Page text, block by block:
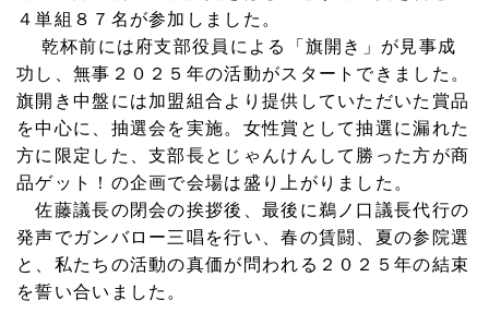
４単組８７名が参加しました。
乾杯前には府支部役員による「旗開き」が見事成
功し、無事２０２５年の活動がスタートできました。
旗開き中盤には加盟組合より提供していただいた賞品
を中心に、抽選会を実施。女性賞として抽選に漏れた
方に限定した、支部長とじゃんけんして勝った方が商
品ゲット！の企画で会場は盛り上がりました。
佐藤議長の閉会の挨拶後、最後に鵜ノ口議長代行の
発声でガンバロー三唱を行い、春の賃闘、夏の参院選
と、私たちの活動の真価が問われる２０２５年の結束
を誓い合いました。